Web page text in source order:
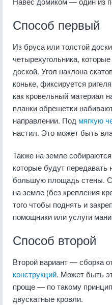
Способ первый
Из бруса или толстой
четырехугольника,
доской. Угол наклона
коньке, фиксируется
как кровельный материал
планки обрешетки
направлении. Под мягкую
настил. Это может быть
Также на земле
которые будут передавать
большую площадь стены.
на земле (без крепления
того чтобы поднять и
помощники или услуги
Способ второй
Второй вариант — сборка
конструкций. Может быть
проще — по такому
двускатные кровли.